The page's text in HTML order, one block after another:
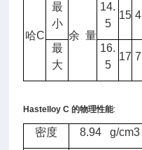
哈C
最
小
余 量
14.
5
15 4
最
大
16.
5
17 7
Hastelloy C的物理性能:
密度 8.94 g/cm3